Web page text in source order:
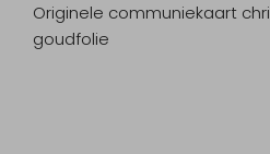
Originele communiekaart
goudfolie